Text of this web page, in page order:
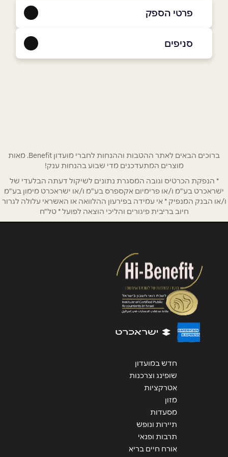
פרטי הספק
נושא*
אנא חזרו אלי בקשר ל...
הודעה*
שליחה
סניפים
ברוכים הבאים לאתר ההטבות וההנחות לחברי מועדון Benefit. מאות
מוצרים המתעדכנים מדי שבוע בהנחות ענק!
* הנפקת הכרטיס וגובה המסגרת נתונים לשיקול דעתה הבלעדי של
ישראכרט בע"מ ו/או פרימיום אקספרס בע"מ ו/או ישראכרט מימון בע"מ
ו/או הבנק המנפיק * אי עמידה בפירעון ההלוואה או האשראי עלולה לגרור
חיוב בריבית פיגורים והליכי הוצאה לפועל * טל"ח
חדש במועדון
שופינג וצרכנות
אטרקציות
מזון
מסעדות
תיירות ונופש
תרבות ופנאי
אורח חיים בריא